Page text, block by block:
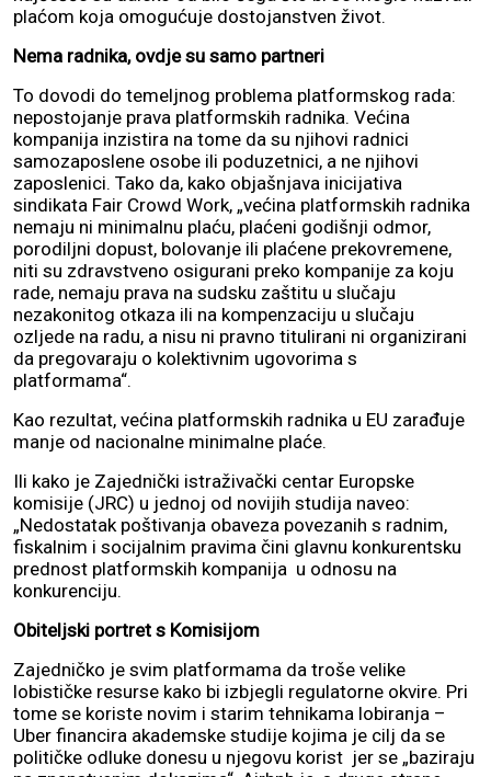
plaćom koja omogućuje dostojanstven život.
Nema radnika, ovdje su samo partneri
To dovodi do temeljnog problema platformskog rada:
nepostojanje prava platformskih radnika. Većina
kompanija inzistira na tome da su njihovi radnici
samozaposlene osobe ili poduzetnici, a ne njihovi
zaposlenici. Tako da, kako objašnjava inicijativa
sindikata Fair Crowd Work, „većina platformskih radnika
nemaju ni minimalnu plaću, plaćeni godišnji odmor,
porodiljni dopust, bolovanje ili plaćene prekovremene,
niti su zdravstveno osigurani preko kompanije za koju
rade, nemaju prava na sudsku zaštitu u slučaju
nezakonitog otkaza ili na kompenzaciju u slučaju
ozljede na radu, a nisu ni pravno titulirani ni organizirani
da pregovaraju o kolektivnim ugovorima s
platformama“.
Kao rezultat, većina platformskih radnika u EU zarađuje
manje od nacionalne minimalne plaće.
Ili kako je Zajednički istraživački centar Europske
komisije (JRC) u jednoj od novijih studija naveo:
„Nedostatak poštivanja obaveza povezanih s radnim,
fiskalnim i socijalnim pravima čini glavnu konkurentsku
prednost platformskih kompanija u odnosu na
konkurenciju.
Obiteljski portret s Komisijom
Zajedničko je svim platformama da troše velike
lobističke resurse kako bi izbjegli regulatorne okvire. Pri
tome se koriste novim i starim tehnikama lobiranja –
Uber financira akademske studije kojima je cilj da se
političke odluke donesu u njegovu korist jer se „baziraju